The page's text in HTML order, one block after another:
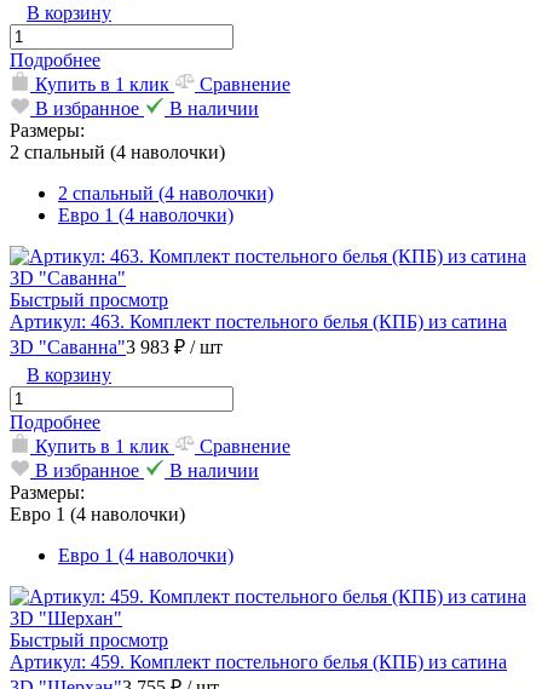
В корзину
Подробнее
Купить в 1 клик
Сравнение
В избранное
В наличии
Размеры:
2 спальный (4 наволочки)
2 спальный (4 наволочки)
Евро 1 (4 наволочки)
Быстрый просмотр
Артикул: 463. Комплект постельного белья (КПБ) из сатина
3D "Саванна"3 983 ₽ / шт
В корзину
Подробнее
Купить в 1 клик
Сравнение
В избранное
В наличии
Размеры:
Евро 1 (4 наволочки)
Евро 1 (4 наволочки)
Быстрый просмотр
Артикул: 459. Комплект постельного белья (КПБ) из сатина